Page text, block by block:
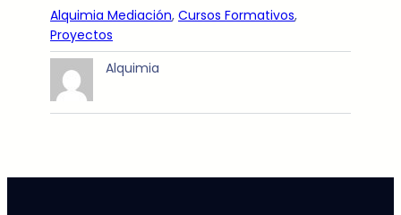
Alquimia Mediación, Cursos Formativos
Proyectos
Alquimia